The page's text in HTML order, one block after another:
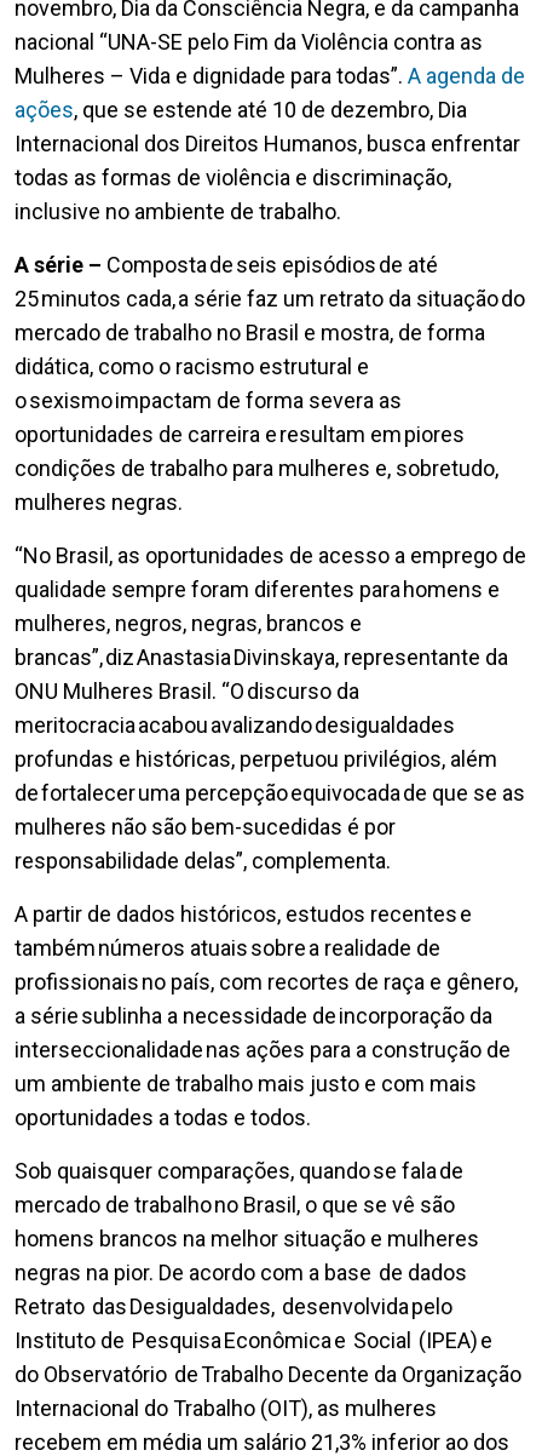
novembro, Dia da Consciência Negra, e da campanha
nacional “UNA-SE pelo Fim da Violência contra as
Mulheres – Vida e dignidade para todas”. A agenda de
ações, que se estende até 10 de dezembro, Dia
Internacional dos Direitos Humanos, busca enfrentar
todas as formas de violência e discriminação,
inclusive no ambiente de trabalho.
A série – Composta de seis episódios de até
25 minutos cada, a série faz um retrato da situação do
mercado de trabalho no Brasil e mostra, de forma
didática, como o racismo estrutural e
o sexismo impactam de forma severa as
oportunidades de carreira e resultam em piores
condições de trabalho para mulheres e, sobretudo,
mulheres negras.
“No Brasil, as oportunidades de acesso a emprego de
qualidade sempre foram diferentes para homens e
mulheres, negros, negras, brancos e
brancas”, diz Anastasia Divinskaya, representante da
ONU Mulheres Brasil. “O discurso da
meritocracia acabou avalizando desigualdades
profundas e históricas, perpetuou privilégios, além
de fortalecer uma percepção equivocada de que se as
mulheres não são bem-sucedidas é por
responsabilidade delas”, complementa.
A partir de dados históricos, estudos recentes e
também números atuais sobre a realidade de
profissionais no país, com recortes de raça e gênero,
a série sublinha a necessidade de incorporação da
interseccionalidade nas ações para a construção de
um ambiente de trabalho mais justo e com mais
oportunidades a todas e todos.
Sob quaisquer comparações, quando se fala de
mercado de trabalho no Brasil, o que se vê são
homens brancos na melhor situação e mulheres
negras na pior. De acordo com a base de dados
Retrato das Desigualdades, desenvolvida pelo
Instituto de Pesquisa Econômica e Social (IPEA) e
do Observatório de Trabalho Decente da Organização
Internacional do Trabalho (OIT), as mulheres
recebem em média um salário 21,3% inferior ao dos